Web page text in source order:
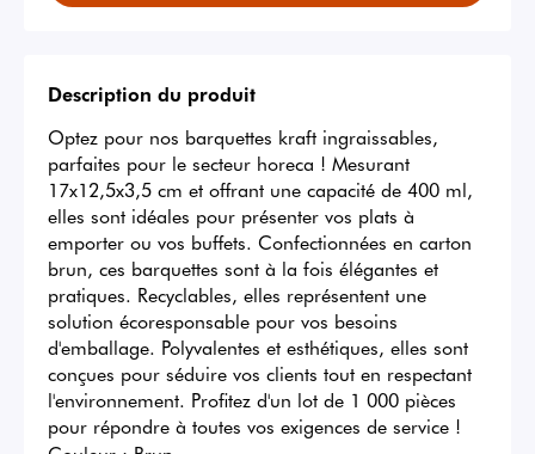
Description du produit
Optez pour nos barquettes kraft ingraissables,
parfaites pour le secteur horeca ! Mesurant
17x12,5x3,5 cm et offrant une capacité de 400 ml,
elles sont idéales pour présenter vos plats à
emporter ou vos buffets. Confectionnées en carton
brun, ces barquettes sont à la fois élégantes et
pratiques. Recyclables, elles représentent une
solution écoresponsable pour vos besoins
d'emballage. Polyvalentes et esthétiques, elles sont
conçues pour séduire vos clients tout en respectant
l'environnement. Profitez d'un lot de 1 000 pièces
pour répondre à toutes vos exigences de service !